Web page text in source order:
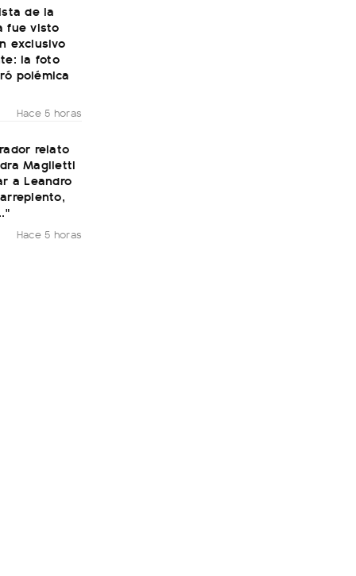
de la
fue visto
exclusivo
la foto
polémica
Hace 5 horas
relato
Maglietti
a Leandro
Hace 5 horas